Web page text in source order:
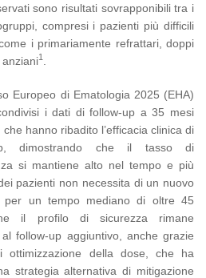
sono risultati sovrapponibili tra i
compresi i pazienti più difficili
i primariamente refrattari, doppi
1
Europeo di Ematologia 2025 (EHA)
i dati di follow-up a 35 mesi
hanno ribadito l’efficacia clinica di
dimostrando che il tasso di
si mantiene alto nel tempo e più
pazienti non necessita di un nuovo
per un tempo mediano di oltre 45
il profilo di sicurezza rimane
follow-up aggiuntivo, anche grazie
ottimizzazione della dose, che ha
strategia alternativa di mitigazione